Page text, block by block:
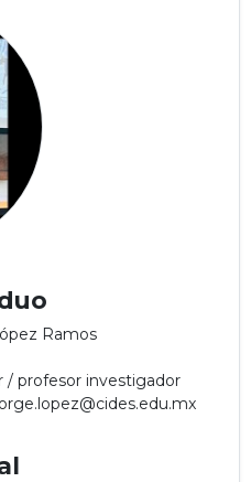
Ramos
/ profesor investigador